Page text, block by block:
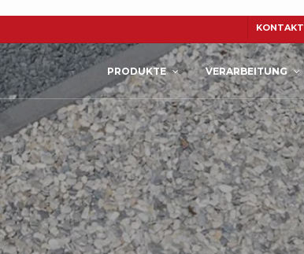
KONTAKT
PRODUKTE
CERASUN KERAMIK
VERARBEITUNG